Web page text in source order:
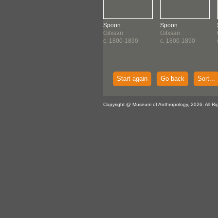
Spoon
Gitxsan
c. 1800-1890
Spoon
Gitxsan
c. 1800-1890
Start again Go back Sort...
Copyright @ Museum of Anthropology, 2026. All